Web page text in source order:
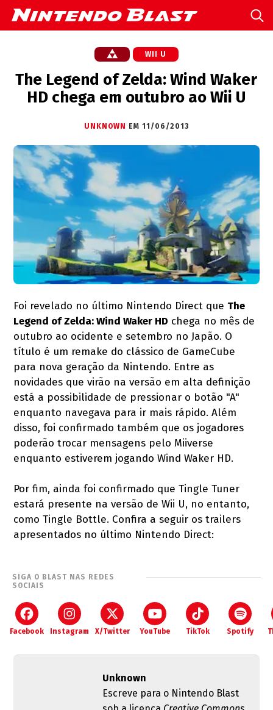
WII U
The Legend of Zelda: Wind Waker
HD chega em outubro ao Wii U
UNKNOWN EM 11/06/2013
Foi revelado no último Nintendo Direct que The
Legend of Zelda: Wind Waker HD chega no mês de
outubro ao ocidente e setembro no Japão. O
título é um remake do clássico de GameCube
para nova geração da Nintendo. Entre as
novidades que virão na versão em alta definição
está a possibilidade de pressionar o botão "A"
enquanto navegava para ir mais rápido. Além
disso, foi confirmado também que os jogadores
poderão trocar mensagens pelo Miiverse
enquanto estiverem jogando Wind Waker HD.
Por fim, ainda foi confirmado que Tingle Tuner
estará presente na versão de Wii U, no entanto,
como Tingle Bottle. Confira a seguir os trailers
apresentados no último Nintendo Direct:
SIGA O BLAST NAS REDES
SOCIAIS
Facebook Instagram X/Twitter YouTube TikTok Spotify
Unknown
Escreve para o Nintendo Blast